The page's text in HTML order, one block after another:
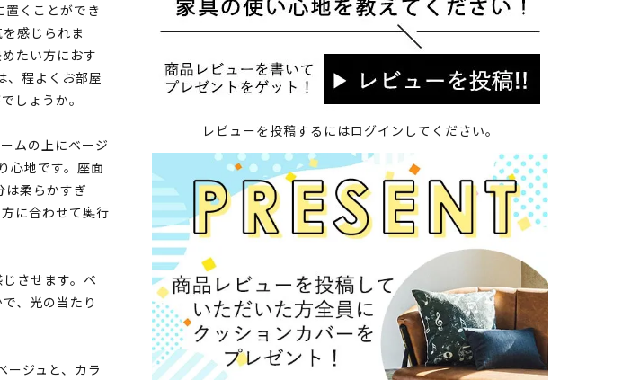
くことができ
感じられま
たい方におす
、程よくお部屋
しょうか。
ムの上にベージ
心地です。座面
は柔らかすぎ
に合わせて奥行
させます。ベ
、光の当たり
ージュと、カラ
レビューを投稿するにはログイン してください。